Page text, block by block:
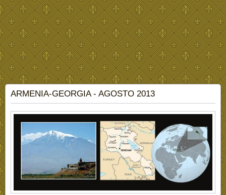
ARMENIA-GEORGIA - AGOSTO 2013